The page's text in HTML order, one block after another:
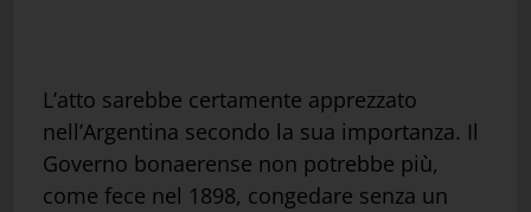
L’atto sarebbe certamente apprezzato
nell’Argentina secondo la sua importanza. Il
Governo bonaerense non potrebbe più,
come fece nel 1898, congedare senza un